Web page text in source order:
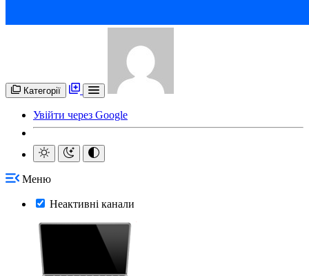
Категорії
Увійти через Google
Меню
Неактивні канали